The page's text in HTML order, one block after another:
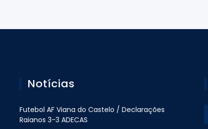
Notícias
Futebol AF Viana do Castelo / Declarações
Raianos 3-3 ADECAS